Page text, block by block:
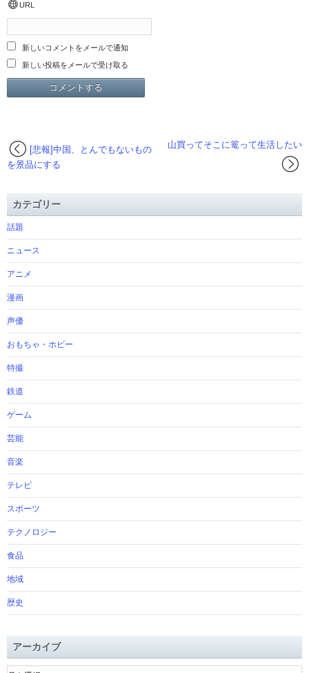
URL
新しいコメントをメールで通知
新しい投稿をメールで受け取る
山買ってそこに篭って生活したい
[悲報]中国、とんでもないもの
を景品にする
カテゴリー
話題
ニュース
アニメ
漫画
声優
おもちゃ・ホビー
特撮
鉄道
ゲーム
芸能
音楽
テレビ
スポーツ
テクノロジー
食品
地域
歴史
アーカイブ
ア